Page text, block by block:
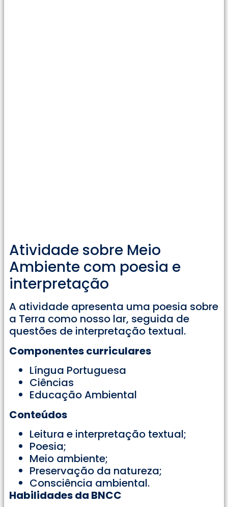
Atividade sobre Meio
Ambiente com poesia e
interpretação
A atividade apresenta uma poesia sobre
a Terra como nosso lar, seguida de
questões de interpretação textual.
Componentes curriculares
Língua Portuguesa
Ciências
Educação Ambiental
Conteúdos
Leitura e interpretação textual;
Poesia;
Meio ambiente;
Preservação da natureza;
Consciência ambiental.
Habilidades da BNCC